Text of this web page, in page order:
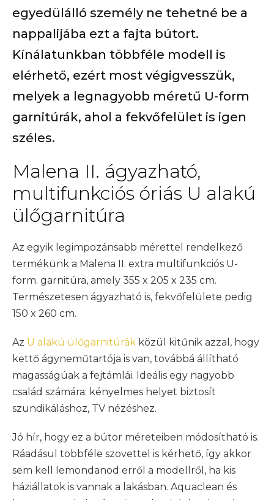
egyedülálló személy ne tehetné be a
nappalijába ezt a fajta bútort.
Kínálatunkban többféle modell is
elérhető, ezért most végigvesszük,
melyek a legnagyobb méretű U-form
garnitúrák, ahol a fekvőfelület is igen
széles.
Malena II. ágyazható,
multifunkciós óriás U alakú
ülőgarnitúra
Az egyik legimpozánsabb mérettel rendelkező
termékünk a Malena II. extra multifunkciós U-
form. garnitúra, amely 355 x 205 x 235 cm.
Természetesen ágyazható is, fekvőfelülete pedig
150 x 260 cm.
Az U alakú ülőgarnitúrák közül kitűnik azzal, hogy
kettő ágyneműtartója is van, továbbá állítható
magasságúak a fejtámlái. Ideális egy nagyobb
család számára: kényelmes helyet biztosít
szundikáláshoz, TV nézéshez.
Jó hír, hogy ez a bútor méreteiben módosítható is.
Ráadásul többféle szövettel is kérhető, így akkor
sem kell lemondanod erről a modellről, ha kis
háziállatok is vannak a lakásban. Aquaclean és